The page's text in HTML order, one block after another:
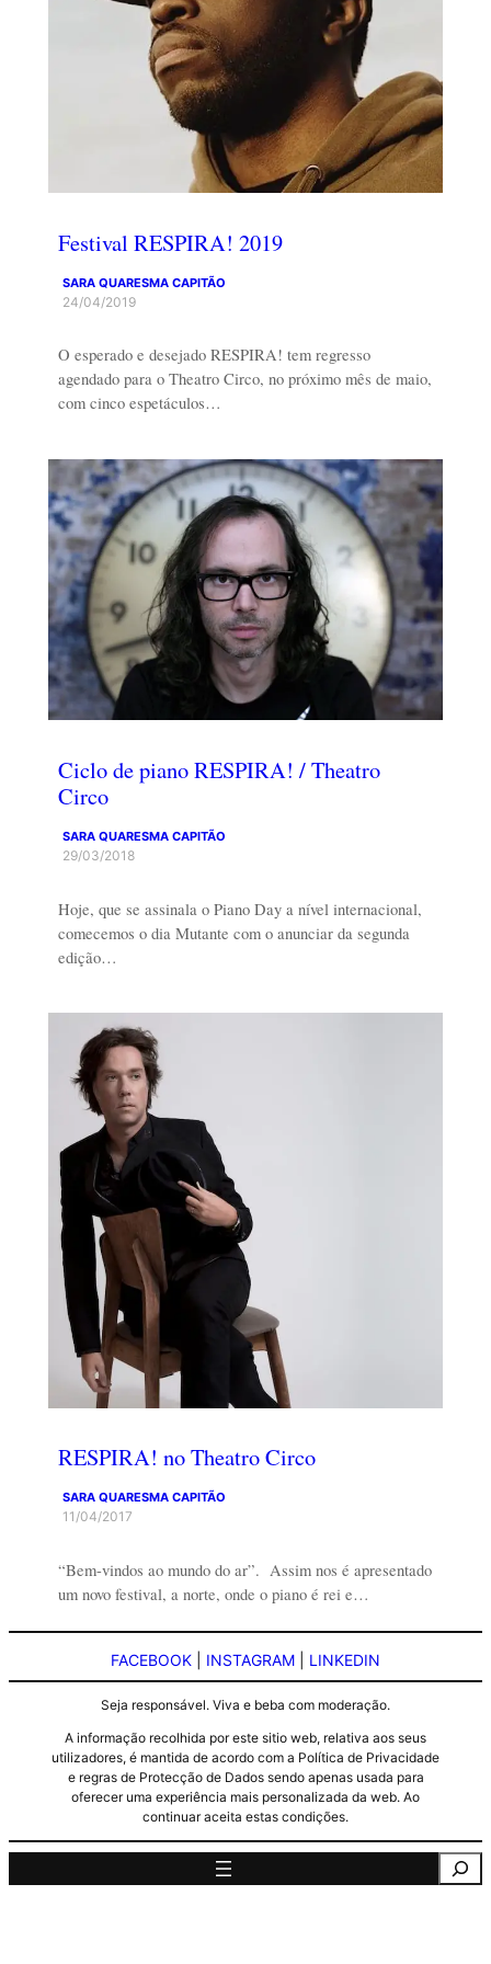
Festival RESPIRA! 2019
SARA QUARESMA CAPITÃO
24/04/2019
O esperado e desejado RESPIRA! tem regresso
agendado para o Theatro Circo, no próximo mês de maio,
com cinco espetáculos…
Ciclo de piano RESPIRA! / Theatro
Circo
SARA QUARESMA CAPITÃO
29/03/2018
Hoje, que se assinala o Piano Day a nível internacional,
comecemos o dia Mutante com o anunciar da segunda
edição…
RESPIRA! no Theatro Circo
SARA QUARESMA CAPITÃO
11/04/2017
“Bem-vindos ao mundo do ar”. Assim nos é apresentado
um novo festival, a norte, onde o piano é rei e…
FACEBOOK INSTAGRAM LINKEDIN
Seja responsável. Viva e beba com moderação.
A informação recolhida por este sitio web, relativa aos seus
utilizadores, é mantida de acordo com a Política de Privacidade
e regras de Protecção de Dados sendo apenas usada para
oferecer uma experiência mais personalizada da web. Ao
continuar aceita estas condições.